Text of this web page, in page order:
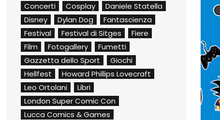
Concerti
Cosplay
Daniele Statella
Disney
Dylan Dog
Fantascienza
Festival
Festival di Sitges
Fiere
Film
Fotogallery
Fumetti
Gazzetta dello Sport
Giochi
Hellfest
Howard Phillips Lovecraft
Leo Ortolani
Libri
London Super Comic Con
Lucca Comics & Games